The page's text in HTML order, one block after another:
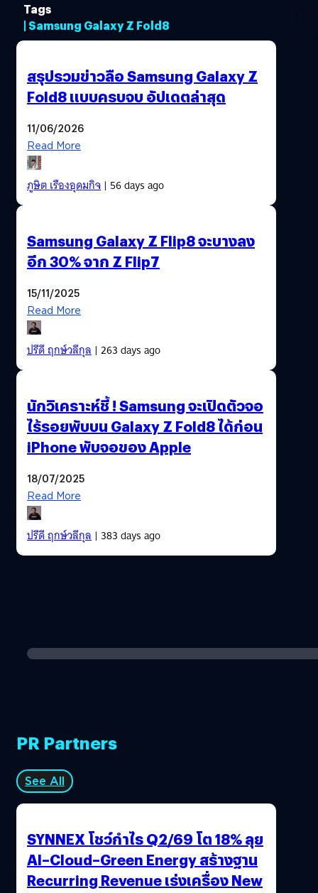
Tags
| Samsung Galaxy Z Fold8
สรุปรวมข่าวลือ Samsung Galaxy Z
Fold8 แบบครบจบ อัปเดตล่าสุด
11/06/2026
Read More
ภูษิต เรืองอุดมกิจ| 56 days ago
Samsung Galaxy Z Flip8 จะบางลง
อีก 30% จาก Z Flip7
15/11/2025
Read More
ปรีดี ฤกษ์วลีกุล| 263 days ago
นักวิเคราะห์ชี้ ! Samsung จะเปิดตัวจอ
ไร้รอยพับบน Galaxy Z Fold8 ได้ก่อน
iPhone พับจอของ Apple
18/07/2025
Read More
ปรีดี ฤกษ์วลีกุล| 383 days ago
PR Partners
See All
SYNNEX โชว์กำไร Q2/69 โต 18% ลุย
AI–Cloud–Green Energy สร้างฐาน
Recurring Revenue เร่งเครื่อง New